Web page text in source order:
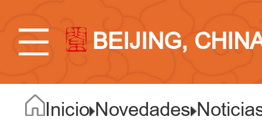
BEIJING,
Inicio Novedades